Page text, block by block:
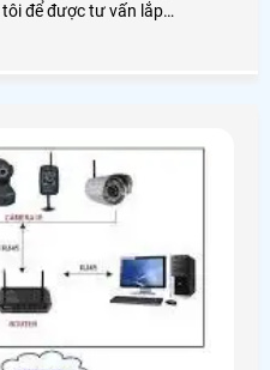
để được tư vấn lắp